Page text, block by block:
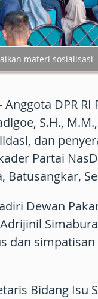
materi sosialisasi
DPR RI
S.H.,
dan
Partai
Batusangkar,
Dewan
dan
Bidang Isu